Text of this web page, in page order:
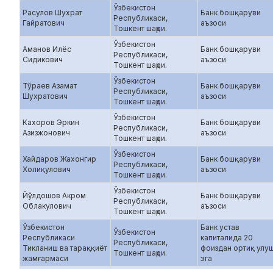
Расулов Шухрат
Гайратович
Ўзбекистон
Республикаси,
Тошкент шаҳри.
Банк бошқаруви
аъзоси
Аманов Илёс
Сидикович
Ўзбекистон
Республикаси,
Тошкент шаҳри.
Банк бошқаруви
аъзоси
Тўраев Азамат
Шухратович
Ўзбекистон
Республикаси,
Тошкент шаҳри.
Банк бошқаруви
аъзоси
Кахоров Эркин
Азизжонович
Ўзбекистон
Республикаси,
Тошкент шаҳри.
Банк бошқаруви
аъзоси
Хайдаров Жахонгир
Холиқулович
Ўзбекистон
Республикаси,
Тошкент шаҳри.
Банк бошқаруви
аъзоси
Йўлдошов Акром
Облакулович
Ўзбекистон
Республикаси,
Тошкент шаҳри.
Банк бошқаруви
аъзоси
Ўзбекистон
Республикаси
Тикланиш ва тараққиёт
жамғармаси
Ўзбекистон
Республикаси,
Тошкент шаҳри.
Банк устав
капиталида 20
фоиздан ортиқ
эга